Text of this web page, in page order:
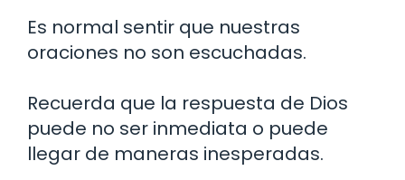
Es normal sentir que nuestras
oraciones no son escuchadas.
Recuerda que la respuesta de Dios
puede no ser inmediata o puede
llegar de maneras inesperadas.